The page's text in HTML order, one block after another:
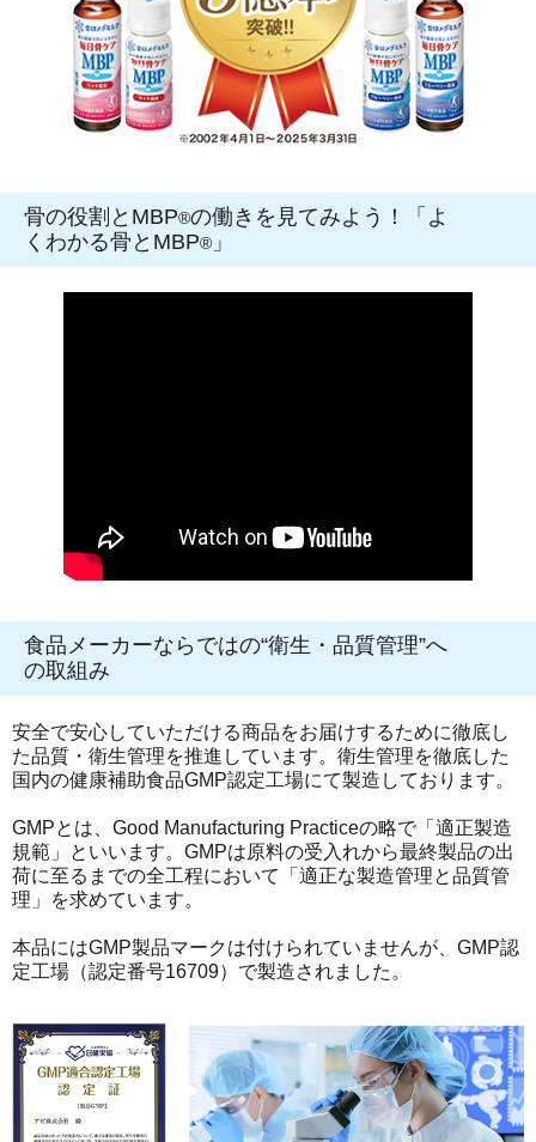
骨の役割とMBP®の働きを見てみよう！「よ
くわかる骨とMBP® 」
食品メーカーならではの“衛生・品質管理”へ
の取組み
安全で安心していただける商品をお届けするために徹底し
た品質・衛生管理を推進しています。衛生管理を徹底した
国内の健康補助食品GMP認定工場にて製造しております。
GMPとは、Good Manufacturing Practiceの略で「適正製造
規範」といいます。GMPは原料の受入れから最終製品の出
荷に至るまでの全工程において「適正な製造管理と品質管
理」を求めています。
本品にはGMP製品マークは付けられていませんが、GMP認
定工場（認定番号16709）で製造されました。